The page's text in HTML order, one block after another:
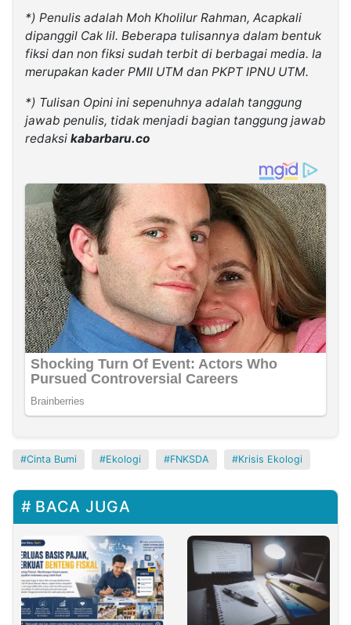
*) Penulis adalah Moh Kholilur Rahman, Acapkali
dipanggil Cak lil. Beberapa tulisannya dalam bentuk
fiksi dan non fiksi sudah terbit di berbagai media. Ia
merupakan kader PMII UTM dan PKPT IPNU UTM.
*) Tulisan Opini ini sepenuhnya adalah tanggung
jawab penulis, tidak menjadi bagian tanggung jawab
redaksi kabarbaru.co
Cinta Bumi Ekologi FNKSDA Krisis Ekologi
BACA JUGA